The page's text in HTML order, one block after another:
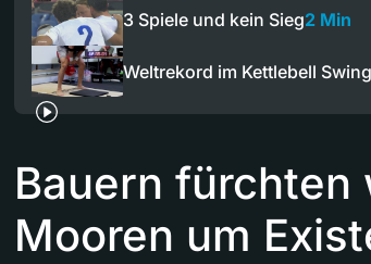
3 Spiele und kein Sieg2 Min
Weltrekord im Kettlebell Swing
Bauern fürchten
Mooren um